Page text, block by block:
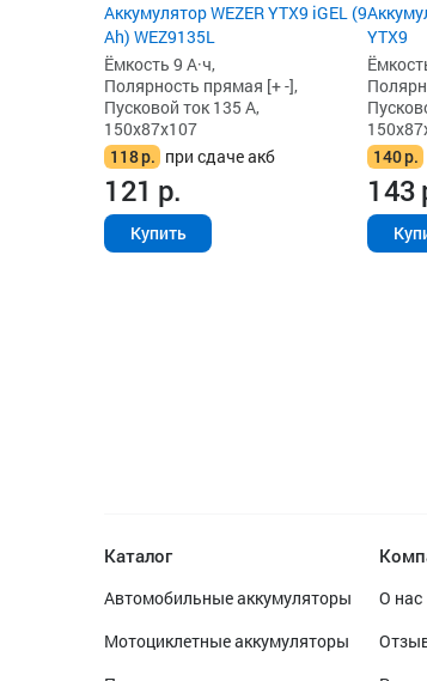
Аккумулятор WEZER YTX9 iGEL (9
Ah) WEZ9135L
Ёмкость 9 А·ч,
Полярность прямая [+ -],
Пусковой ток 135 А,
150x87x107
118р. при сдаче акб
121 р.
Купить
YTX9
140р.
143
Каталог
Автомобильные аккумуляторы
Мотоциклетные аккумуляторы
О нас